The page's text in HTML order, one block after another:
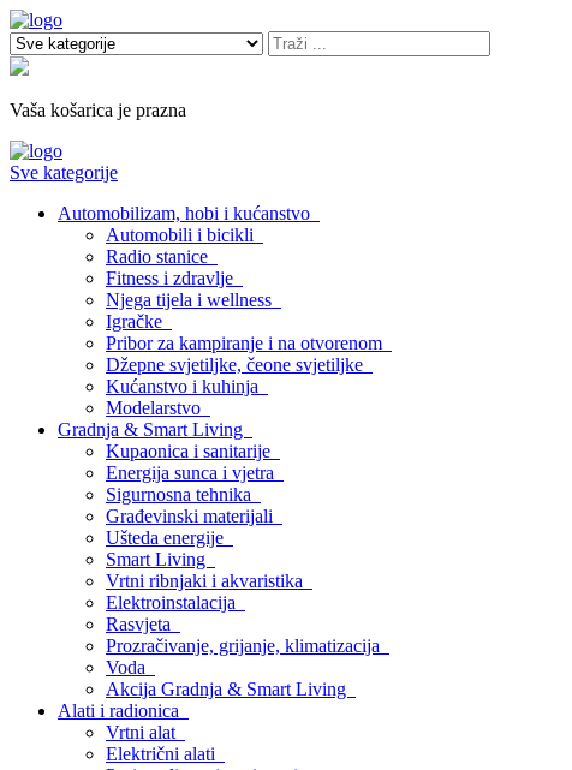
Vaša košarica je prazna
Sve kategorije
Automobilizam, hobi i kućanstvo
Automobili i bicikli
Radio stanice
Fitness i zdravlje
Njega tijela i wellness
Igračke
Pribor za kampiranje i na otvorenom
Džepne svjetiljke, čeone svjetiljke
Kućanstvo i kuhinja
Modelarstvo
Gradnja & Smart Living
Kupaonica i sanitarije
Energija sunca i vjetra
Sigurnosna tehnika
Građevinski materijali
Ušteda energije
Smart Living
Vrtni ribnjaki i akvaristika
Elektroinstalacija
Rasvjeta
Prozračivanje, grijanje, klimatizacija
Voda
Akcija Gradnja & Smart Living
Alati i radionica
Vrtni alat
Električni alati